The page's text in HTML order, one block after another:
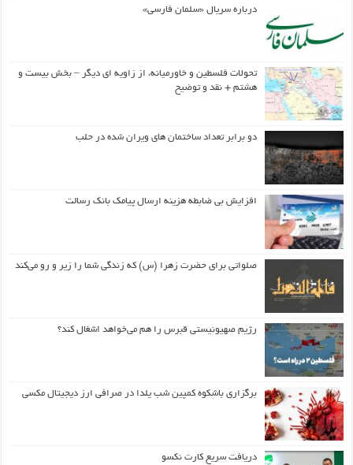
درباره سریال «سلمان فارسی»
تحولات فلسطین و خاورمیانه، از زاویه ای دیگر – بخش بیست و
هشتم + نقد و توضیح
دو برابر تعداد ساختمان های ویران شده در حلب
افزایش بی ضابطه هزینه ارسال پیامک بانک رسالت
صلواتی برای حضرت زهرا (س) که زندگی شما را زیر و رو می‌کند
رژیم صهیونیستی قبرس را هم می‌خواهد اشغال کند؟
برگزاری باشکوه کمپین شب یلدا در صرافی ارز دیجیتال مکسی
دریافت سریع کارت نکسو